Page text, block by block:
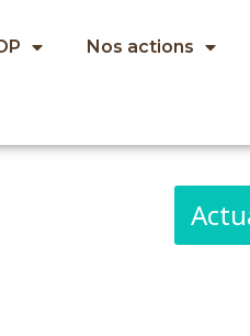
Nos actions